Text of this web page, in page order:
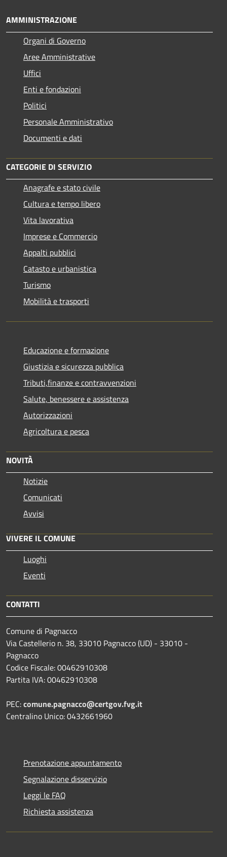
AMMINISTRAZIONE
Organi di Governo
Aree Amministrative
Uffici
Enti e fondazioni
Politici
Personale Amministrativo
Documenti e dati
CATEGORIE DI SERVIZIO
Anagrafe e stato civile
Cultura e tempo libero
Vita lavorativa
Imprese e Commercio
Appalti pubblici
Catasto e urbanistica
Turismo
Mobilità e trasporti
Educazione e formazione
Giustizia e sicurezza pubblica
Tributi,finanze e contravvenzioni
Salute, benessere e assistenza
Autorizzazioni
Agricoltura e pesca
NOVITÀ
Notizie
Comunicati
Avvisi
VIVERE IL COMUNE
Luoghi
Eventi
CONTATTI
Comune di Pagnacco
Via Castellerio n. 38, 33010 Pagnacco (UD) - 33010 -
Pagnacco
Codice Fiscale: 00462910308
Partita IVA: 00462910308
PEC:comune.pagnacco@certgov.fvg.it
Centralino Unico: 0432661960
Prenotazione appuntamento
Segnalazione disservizio
Leggi le FAQ
Richiesta assistenza